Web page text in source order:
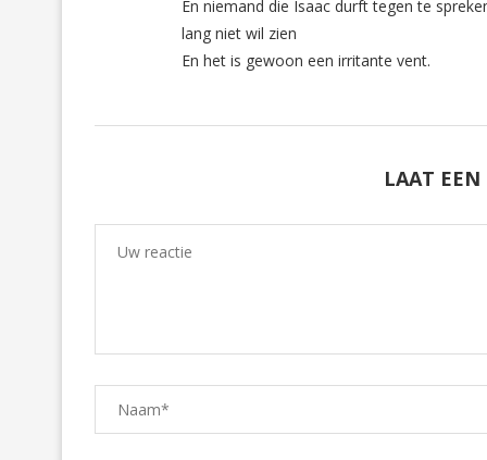
En niemand die Isaac durft tegen te
lang niet wil zien
En het is gewoon een irritante vent.
LAAT EEN